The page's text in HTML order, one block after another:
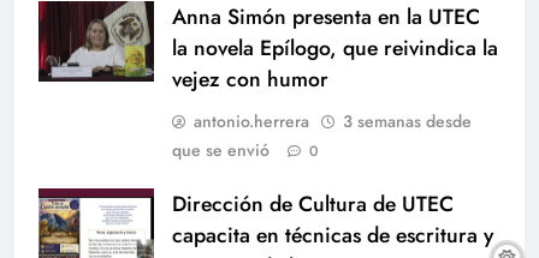
Anna Simón presenta en la UTEC
la novela Epílogo, que reivindica la
vejez con humor
antonio.herrera
3 semanas desde
que se envió
0
Dirección de Cultura de UTEC
capacita en técnicas de escritura y